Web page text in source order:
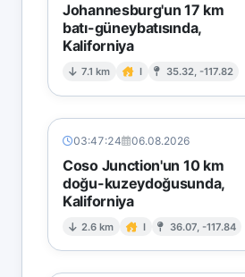
Johannesburg'un 17 km
batı-güneybatısında,
Kaliforniya
7.1 km I 35.32, -117.82
03:47:24 06.08.2026
Coso Junction'un 10 km
doğu-kuzeydoğusunda,
Kaliforniya
2.6 km I 36.07, -117.84